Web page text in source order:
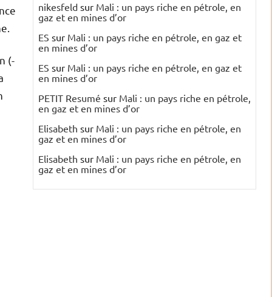
(-
nikesfeld sur Mali : un pays riche en pétrole, en
gaz et en mines d’or
ES sur Mali : un pays riche en pétrole, en gaz et
en mines d’or
ES sur Mali : un pays riche en pétrole, en gaz et
en mines d’or
PETIT Resumé sur Mali : un pays riche en pétrole,
en gaz et en mines d’or
Elisabeth sur Mali : un pays riche en pétrole, en
gaz et en mines d’or
Elisabeth sur Mali : un pays riche en pétrole, en
gaz et en mines d’or